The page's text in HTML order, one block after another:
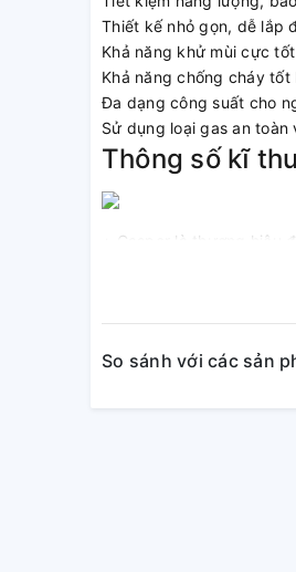
Thiết kế nhỏ gọn, dễ lắp
Khả năng khử mùi cực tốt
Khả năng chống cháy
Đa dạng công suất cho
Sử dụng loại gas an
Thông số kĩ
+ Casper là thương hiệu
của Thái Lan và quốc
+ Điều Hòa Âm Trần
dãy công suất của
với các công trình như
So sánh với các sản